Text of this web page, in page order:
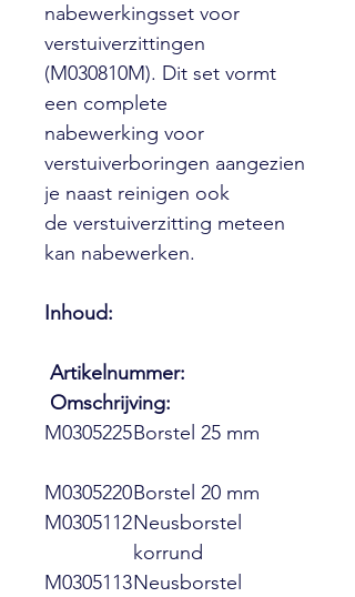
nabewerkingsset voor
verstuiverzittingen
(M030810M). Dit set vormt
een complete
nabewerking voor
verstuiverboringen aangezien
je naast reinigen ook
de verstuiverzitting meteen
kan nabewerken.
Inhoud:
Artikelnummer:
Omschrijving:
M0305225Borstel 25 mm
M0305220Borstel 20 mm
M0305112Neusborstel
korrund
M0305113Neusborstel